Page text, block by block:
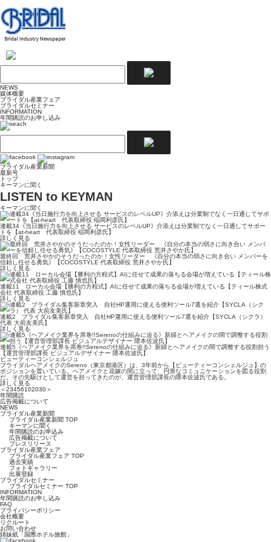
NEWS
媒体概要
ブライダル産業フェア
ブライダルセミナー
INFORMATION
年間購読のお申し込み
ブライダル産業新聞
最新号
トップ
キーマンに聞く
LISTEN to KEYMAN
キーマンに聞く
連載34《当日施行力を向上させる サービスのレベルUP》介添えは分業制でなく一日通してサポー
トを【at-heart 代表取締役 稲岡利彦氏】
詳しく見る
最終回 荒井さやかのそうだったのか！女性リーダー 《自分の本当の弱さに向き合い メンバーを
信頼し任せる勇気》【COCOSTYLE 代表取締役 荒井さやか氏】
詳しく見る
連載11 ローカル会場【勝利の方程式】AIに任せて成果の落ちる会場が増えている【ティール株式
会社 代表取締役 工藤 慎也氏】
詳しく見る
連載2 ブライダル集客新章突入 自社HP運用に使える便利ツール7選を紹介【SYCLA（シクラ）
代表 大前友美氏】
詳しく見る
連載5《ヘアメイク業界を席巻!!Serenoの仕組みに迫る》新婦とヘアメイクの間で調整する役割担う
【運営管理部課長 ビジュアルデザイナー 隈本佐波氏】
ビューティーコンシェルジュ
ブライダルヘアメイクのSereno（東京都港区）は、3年前から【ビューティーコンシェルジュ】の
ポジションを置いている。ヘアメイクと花嫁の間に立って、円滑なコミュニケーションを図る役割
だ。その先駆けとして運営を担ってきたのが、運営管理部課長の隈本佐波氏である。
詳しく見る
＜23456102030＞
年間購読
広告掲載について
NEWS
ブライダル産業新聞
ブライダル産業新聞 TOP
キーマンに聞く
年間購読のお申込み
広告掲載について
プレスリリース
ブライダル産業フェア
ブライダル産業フェア TOP
過去実績
フォトギャラリー
出展登録
ブライダルセミナー
ブライダルセミナー TOP
INFORMATION
年間購読のお申し込み
FAQ
プライバシーポリシー
会社概要
リクルート
お問い合わせ
姉妹紙「国際ホテル旅館」